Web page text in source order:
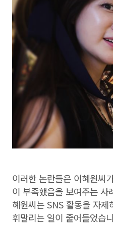
이러한 논란들은 이혜원씨
이 부족했음을 보여주는
혜원씨는 SNS 활동을 자
휘말리는 일이 줄어들었습